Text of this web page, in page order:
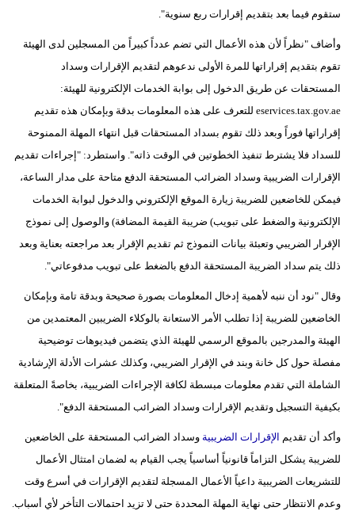
ستقوم فيما بعد بتقديم إقرارات ربع سنوية".
وأضاف "نظراً لأن هذه الأعمال التي تضم عدداً كبيراً من المسجلين لدى الهيئة
تقوم بتقديم إقراراتها للمرة الأولى ندعوهم لتقديم الإقرارات وسداد
المستحقات عن طريق الدخول إلى بوابة الخدمات الإلكترونية للهيئة:‏
eservices.tax.gov.ae للتعرف على هذه المعلومات بدقة وبإمكان هذه تقديم
إقراراتها فوراً وبعد ذلك تقوم بسداد المستحقات قبل انتهاء المهلة الممنوحة
للسداد فلا يشترط تنفيذ الخطوتين في الوقت ذاته". واستطرد: "إجراءات تقديم
الإقرارات الضريبية وسداد الضرائب المستحقة الدفع متاحة على مدار الساعة،
فيمكن للخاضعين للضريبة زيارة الموقع الإلكتروني والدخول لبوابة الخدمات
الإلكترونية والضغط على تبويب) ضريبة القيمة المضافة) والوصول إلى نموذج
الإقرار الضريبي وتعبئة بيانات النموذج ثم تقديم الإقرار بعد مراجعته بعناية وبعد
ذلك يتم سداد الضريبة المستحقة الدفع بالضغط على تبويب مدفوعاتي".
وقال "نود أن ننبه لأهمية إدخال المعلومات بصورة صحيحة وبدقة تامة وبإمكان
الخاضعين للضريبة إذا تطلب الأمر الاستعانة بالوكلاء الضريبين المعتمدين من
الهيئة والمدرجين بالموقع الرسمي للهيئة الذي يتضمن فيديوهات توضيحية
مفصلة حول كل خانة وبند في الإقرار الضريبي، وكذلك عشرات الأدلة الإرشادية
الشاملة التي تقدم معلومات مبسطة لكافة الإجراءات الضريبية، بخاصةً المتعلقة
بكيفية التسجيل وتقديم الإقرارات وسداد الضرائب المستحقة الدفع".
وأكد أن تقديم الإقرارات الضريبية وسداد الضرائب المستحقة على الخاضعين
للضريبة يشكل التزاماً قانونياً أساسياً يجب القيام به لضمان امتثال الأعمال
للتشريعات الضريبية داعياً الأعمال المسجلة لتقديم الإقرارات في أسرع وقت
وعدم الانتظار حتى نهاية المهلة المحددة حتى لا تزيد احتمالات التأخر لأي أسباب.